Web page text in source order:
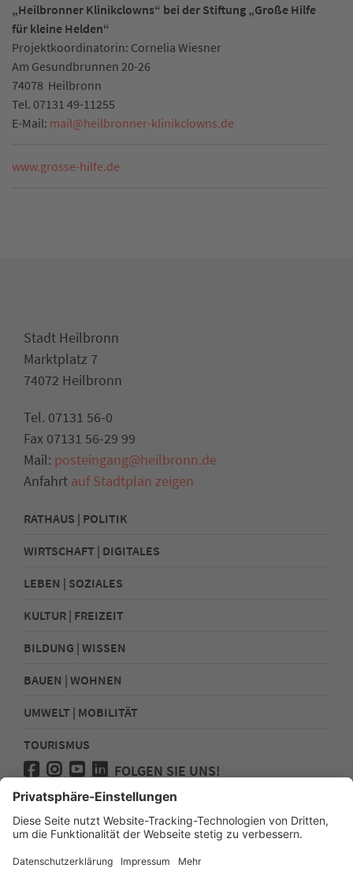
„Heilbronner Klinikclowns“ bei der Stiftung „Große Hilfe
für kleine Helden“
Projektkoordinatorin: Cornelia Wiesner
Am Gesundbrunnen 20-26
74078 Heilbronn
Tel. 07131 49-11255
E-Mail: mail@heilbronner-klinikclowns.de
www.grosse-hilfe.de
Stadt Heilbronn
Marktplatz 7
74072 Heilbronn
Tel. 07131 56-0
Fax 07131 56-29 99
Mail: posteingang@heilbronn.de
Anfahrt auf Stadtplan zeigen
RATHAUS | POLITIK
WIRTSCHAFT | DIGITALES
LEBEN | SOZIALES
KULTUR | FREIZEIT
BILDUNG | WISSEN
BAUEN | WOHNEN
UMWELT | MOBILITÄT
TOURISMUS
FOLGEN SIE UNS!
Presse
Kontakt
Impressum